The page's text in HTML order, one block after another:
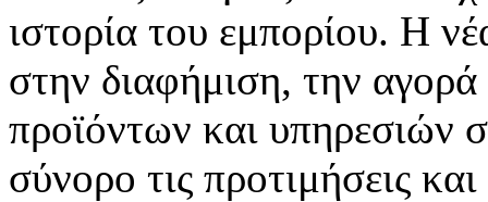
ιστορία του εμπορίου. Η
στην διαφήμιση, την
προϊόντων και υπηρεσιών
σύνορο τις προτιμήσεις